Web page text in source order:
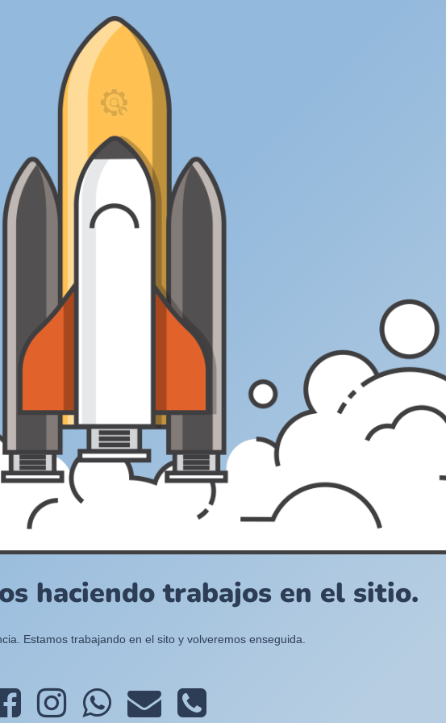
haciendo trabajos en el sitio.
Estamos trabajando en el sito y volveremos enseguida.